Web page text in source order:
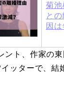
菊
と
因
木
ント、作家の
ッターで、結